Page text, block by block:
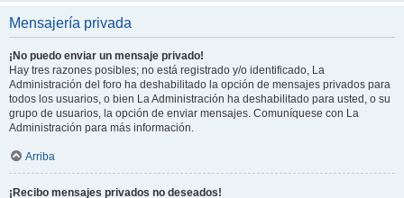
Mensajería privada
¡No puedo enviar un mensaje privado!
Hay tres razones posibles; no está registrado y/o identificado, La
Administración del foro ha deshabilitado la opción de mensajes privados para
todos los usuarios, o bien La Administración ha deshabilitado para usted, o su
grupo de usuarios, la opción de enviar mensajes. Comuníquese con La
Administración para más información.
Arriba
¡Recibo mensajes privados no deseados!